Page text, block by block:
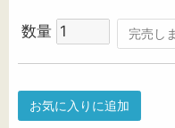
数量 完売し
お気に入りに追加